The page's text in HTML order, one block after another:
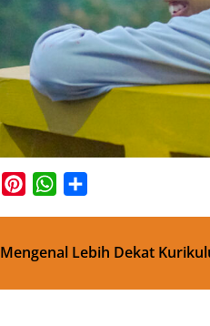
LinkedInPinterestWhatsApp
Mengenal Lebih Dekat